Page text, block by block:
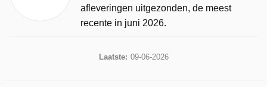
afleveringen uitgezonden, de meest
recente in juni 2026.
Laatste: 09-06-2026